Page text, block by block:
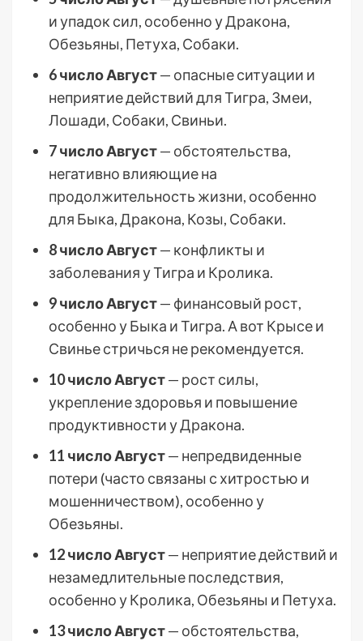
и упадок сил, особенно у Дракона,
Обезьяны, Петуха, Собаки.
6 число Август— опасные ситуации и
неприятие действий для Тигра, Змеи,
Лошади, Собаки, Свиньи.
7 число Август— обстоятельства,
негативно влияющие на
продолжительность жизни, особенно
для Быка, Дракона, Козы, Собаки.
8 число Август— конфликты и
заболевания у Тигра и Кролика.
9 число Август— финансовый рост,
особенно у Быка и Тигра. А вот Крысе и
Свинье стричься не рекомендуется.
10 число Август— рост силы,
укрепление здоровья и повышение
продуктивности у Дракона.
11 число Август— непредвиденные
потери (часто связаны с хитростью и
мошенничеством), особенно у
Обезьяны.
12 число Август— неприятие действий и
незамедлительные последствия,
особенно у Кролика, Обезьяны и Петуха.
13 число Август— обстоятельства,